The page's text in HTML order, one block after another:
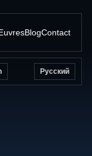
BlogContact
Русский